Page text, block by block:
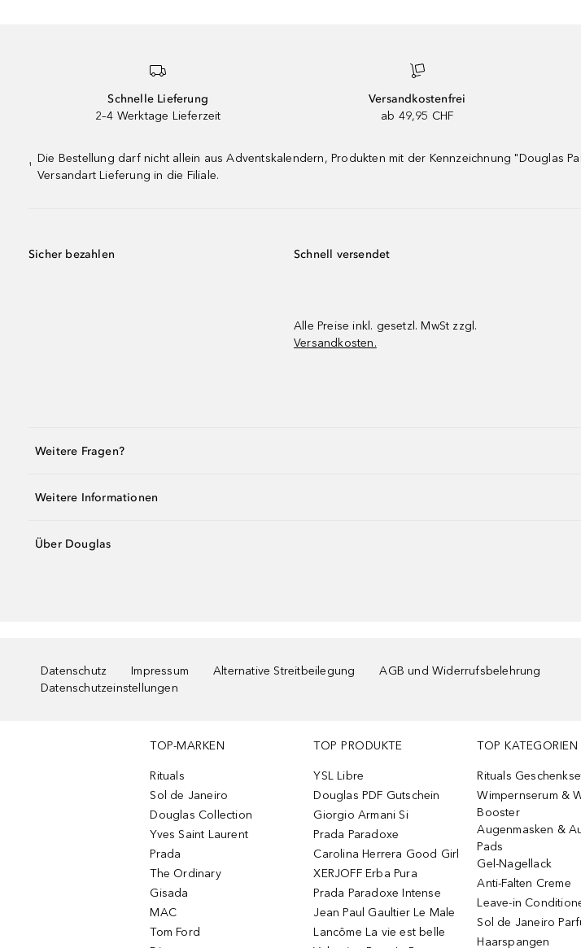
Schnelle Lieferung
2–4 Werktage Lieferzeit
Versandkostenfrei
ab 49,95 CHF
¹
Die Bestellung darf nicht allein aus Adventskalendern, Produkten mit der Kennzeichnung "Douglas
Versandart Lieferung in die Filiale.
Sicher bezahlen Schnell versendet
Alle Preise inkl. gesetzl. MwSt zzgl.
Versandkosten.
Weitere Fragen?
Weitere Informationen
Über Douglas
Datenschutz Impressum Alternative Streitbeilegung
AGB und Widerrufsbelehrung
Datenschutzeinstellungen
TOP-MARKEN
Rituals
Sol de Janeiro
Douglas Collection
Yves Saint Laurent
Prada
The Ordinary
Gisada
MAC
Tom Ford
TOP PRODUKTE
YSL Libre
Douglas PDF Gutschein
Giorgio Armani Si
Prada Paradoxe
Carolina Herrera Good Girl
XERJOFF Erba Pura
Prada Paradoxe Intense
Jean Paul Gaultier Le Male
Lancôme La vie est belle
TOP KATEGORIEN
Rituals
Wimpernserum &
Booster
Augenmasken &
Pads
Gel-Nagellack
Anti-Falten Creme
Leave-in
Sol de Janeiro
Haarspangen